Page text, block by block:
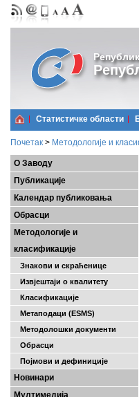
Статистичке области
Почетак > Методологије и
О Заводу
Публикације
Календар публиковања
Обрасци
Методологије и
класификације
Знакови и скраћенице
Извјештаји о квалитету
Класификације
Метаподаци (ESMS)
Методолошки документи
Обрасци
Појмови и дефиниције
Новинари
Мултимедија